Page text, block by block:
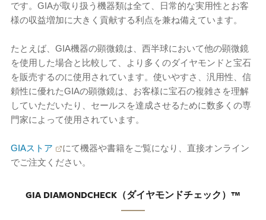
です。GIAが取り扱う機器類は全て、日常的な実用性とお客
様の収益増加に大きく貢献する利点を兼ね備えています。
たとえば、GIA機器の顕微鏡は、西半球において他の顕微鏡
を使用した場合と比較して、より多くのダイヤモンドと宝石
を販売するのに使用されています。使いやすさ、汎用性、信
頼性に優れたGIAの顕微鏡は、お客様に宝石の複雑さを理解
していただいたり、セールスを達成させるために数多くの専
門家によって使用されています。
GIAストア
にて機器や書籍をご覧になり、直接オンライン
でご注文ください。
GIA DIAMONDCHECK（ダイヤモンドチェック）™